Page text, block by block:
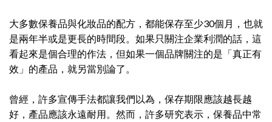
大多數保養品與化妝品的配方，都能保存至少30個月，也就
是兩年半或是更長的時間段。如果只關注企業利潤的話，這
看起來是個合理的作法，但如果一個品牌關注的是「真正有
效」的產品，就另當別論了。
曾經，許多宣傳手法都讓我們以為，保存期限應該越長越
好，產品應該永遠耐用。然而，許多研究表示，保養品中常